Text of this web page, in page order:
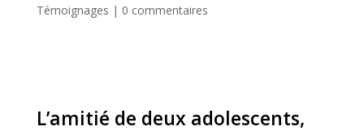
Témoignages | 0 commentaires
L’amitié de deux adolescents,